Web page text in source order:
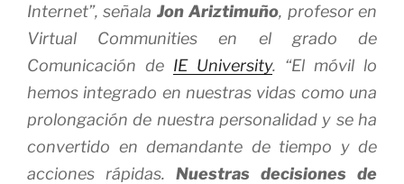
Internet”, señala Jon Ariztimuño, profesor en
Virtual Communities en el grado de
Comunicación de IE University. “El móvil lo
hemos integrado en nuestras vidas como una
prolongación de nuestra personalidad y se ha
convertido en demandante de tiempo y de
acciones rápidas. Nuestras decisiones de